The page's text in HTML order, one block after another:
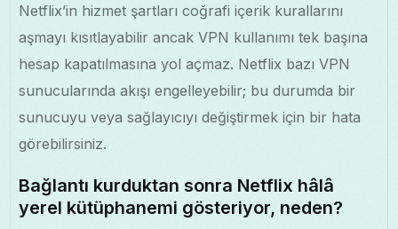
Netflix’in hizmet şartları coğrafi içerik kurallarını
aşmayı kısıtlayabilir ancak VPN kullanımı tek başına
hesap kapatılmasına yol açmaz. Netflix bazı VPN
sunucularında akışı engelleyebilir; bu durumda bir
sunucuyu veya sağlayıcıyı değiştirmek için bir hata
görebilirsiniz.
Bağlantı kurduktan sonra Netflix hâlâ
yerel kütüphanemi gösteriyor, neden?